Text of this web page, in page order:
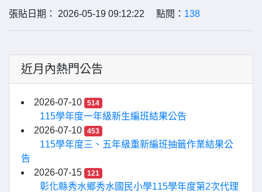
張貼日期： 2026-05-19 09:12:22 點閱： 138
近月內熱門公告
2026-07-10 514
115學年度一年級新生編班結果公告
2026-07-10
453
115學年度三、五年級重新編班抽籤作業結果公
告
2026-07-15
121
彰化縣秀水鄉秀水國民小學115學年度第2次代理